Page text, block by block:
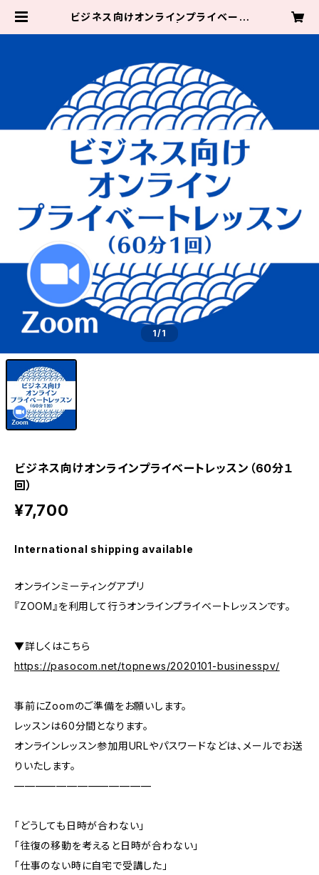
ビジネス向けオンラインプライベート
1/1
ビジネス向けオンラインプライベートレッスン（60分１
回）
¥7,700
International shipping available
オンラインミーティングアプリ
『ZOOM』を利用して行うオンラインプライベートレッスンです。
▼詳しくはこちら
https://pasocom.net/topnews/2020101-businesspv/
事前にZoomのご準備をお願いします。
レッスンは60分間となります。
オンラインレッスン参加用URLやパスワードなどは、メールでお送
りいたします。
—————————————
「どうしても日時が合わない」
「往復の移動を考えると日時が合わない」
「仕事のない時に自宅で受講した」